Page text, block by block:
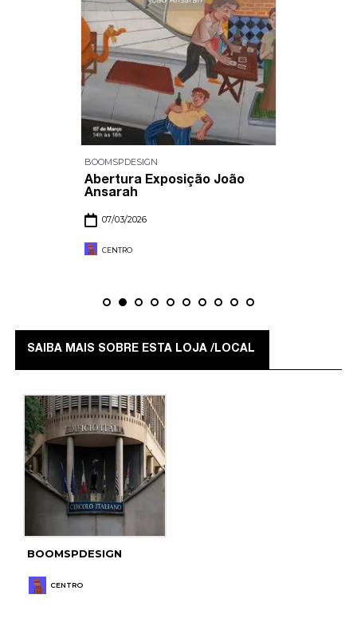
BOOMSPDESIGN
Abertura Exposição João
Ansarah
07/03/2026
CENTRO
SAIBA MAIS SOBRE ESTA LOJA /LOCAL
BOOMSPDESIGN
CENTRO